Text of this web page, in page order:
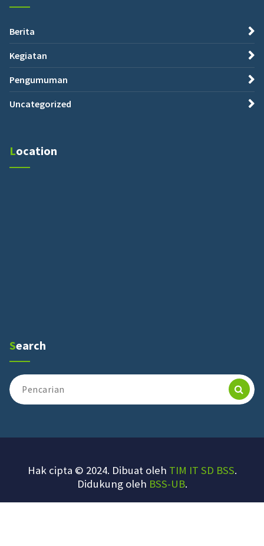
Berita
Kegiatan
Pengumuman
Uncategorized
Location
Search
Pencarian
untuk:
Hak cipta © 2024. Dibuat oleh TIM IT SD BSS.
Didukung oleh BSS-UB.